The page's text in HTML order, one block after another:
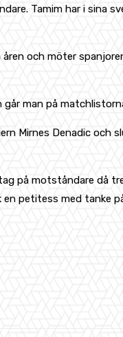
Tamim har i
och möter
man på
Mirnes Denadic och
på motståndare då
petitess med tanke